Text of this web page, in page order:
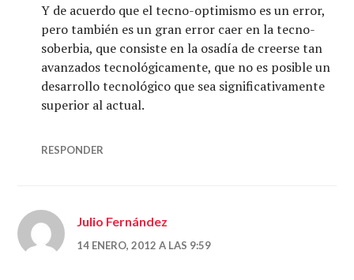
Y de acuerdo que el tecno-optimismo es un error,
pero también es un gran error caer en la tecno-
soberbia, que consiste en la osadía de creerse tan
avanzados tecnológicamente, que no es posible un
desarrollo tecnológico que sea significativamente
superior al actual.
RESPONDER
Julio Fernández
14 ENERO, 2012 A LAS 9:59